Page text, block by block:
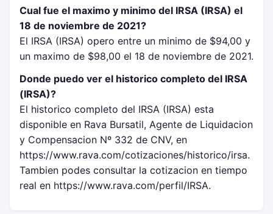
Cual fue el maximo y minimo del IRSA (IRSA) el
18 de noviembre de 2021?
El IRSA (IRSA) opero entre un minimo de $94,00 y
un maximo de $98,00 el 18 de noviembre de 2021.
Donde puedo ver el historico completo del IRSA
(IRSA)?
El historico completo del IRSA (IRSA) esta
disponible en Rava Bursatil, Agente de Liquidacion
y Compensacion Nº 332 de CNV, en
https://www.rava.com/cotizaciones/historico/irsa.
Tambien podes consultar la cotizacion en tiempo
real en https://www.rava.com/perfil/IRSA.